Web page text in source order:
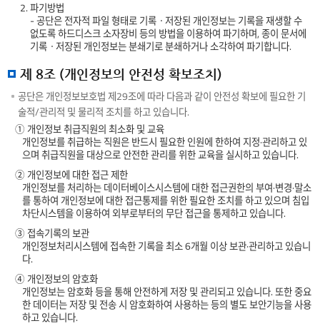
2. 파기방법
- 공단은 전자적 파일 형태로 기록ㆍ저장된 개인정보는 기록을 재생할 수
없도록 하드디스크 소자장비 등의 방법을 이용하여 파기하며, 종이 문서에
기록ㆍ저장된 개인정보는 분쇄기로 분쇄하거나 소각하여 파기합니다.
제 8조 (개인정보의 안전성 확보조치)
공단은 개인정보보호법 제29조에 따라 다음과 같이 안전성 확보에 필요한 기
술적/관리적 및 물리적 조치를 하고 있습니다.
① 개인정보 취급직원의 최소화 및 교육
개인정보를 취급하는 직원은 반드시 필요한 인원에 한하여 지정·관리하고 있
으며 취급직원을 대상으로 안전한 관리를 위한 교육을 실시하고 있습니다.
② 개인정보에 대한 접근 제한
개인정보를 처리하는 데이터베이스시스템에 대한 접근권한의 부여·변경·말소
를 통하여 개인정보에 대한 접근통제를 위한 필요한 조치를 하고 있으며 침입
차단시스템을 이용하여 외부로부터의 무단 접근을 통제하고 있습니다.
③ 접속기록의 보관
개인정보처리시스템에 접속한 기록을 최소 6개월 이상 보관·관리하고 있습니
다.
④ 개인정보의 암호화
개인정보는 암호화 등을 통해 안전하게 저장 및 관리되고 있습니다. 또한 중요
한 데이터는 저장 및 전송 시 암호화하여 사용하는 등의 별도 보안기능을 사용
하고 있습니다.